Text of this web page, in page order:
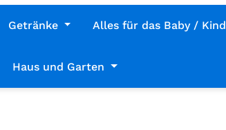
Getränke Alles für das Baby / Kind
Haus und Garten